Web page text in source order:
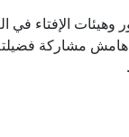
وهيئات الإفتاء في
هامش مشاركة